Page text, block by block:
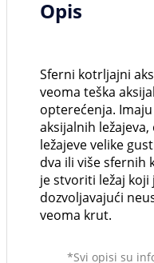
Opis
Sferni kotrljajni
veoma teška
opterećenja.
aksijalnih
ležajeve velike
dva ili više sfernih
je stvoriti ležaj koji
dozvoljavajući
veoma krut.
*Svi opisi su